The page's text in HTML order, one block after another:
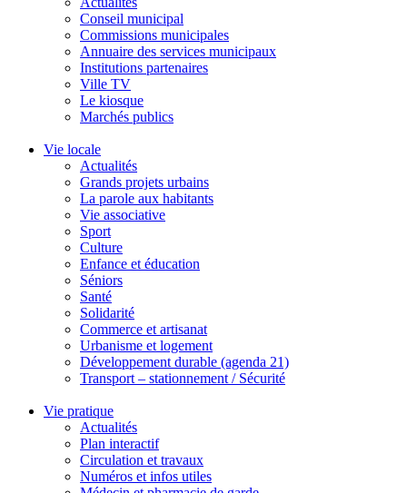
Conseil municipal
Commissions municipales
Annuaire des services municipaux
Institutions partenaires
Ville TV
Le kiosque
Marchés publics
Vie locale
Actualités
Grands projets urbains
La parole aux habitants
Vie associative
Sport
Culture
Enfance et éducation
Séniors
Santé
Solidarité
Commerce et artisanat
Urbanisme et logement
Développement durable (agenda 21)
Transport – stationnement / Sécurité
Vie pratique
Actualités
Plan interactif
Circulation et travaux
Numéros et infos utiles